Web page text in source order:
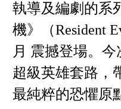
執導及編劇的系
機》（Resident
月 震撼登場。
超級英雄套路，
最純粹的恐懼原